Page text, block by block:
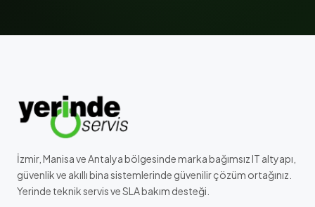
İzmir, Manisa ve Antalya bölgesinde marka bağımsız IT altyapı,
güvenlik ve akıllı bina sistemlerinde güvenilir çözüm ortağınız.
Yerinde teknik servis ve SLA bakım desteği.